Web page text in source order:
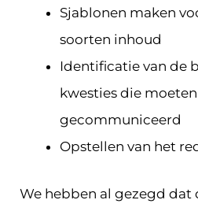
Sjablonen maken
soorten inhoud
Identificatie van de
kwesties die
gecommuniceerd
Opstellen van het
We hebben al gezegd dat